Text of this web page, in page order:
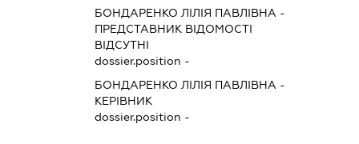
БОНДАРЕНКО ЛІЛІЯ ПАВЛІВНА -
ПРЕДСТАВНИК ВІДОМОСТІ
ВІДСУТНІ
dossier.position -
БОНДАРЕНКО ЛІЛІЯ ПАВЛІВНА -
КЕРІВНИК
dossier.position -